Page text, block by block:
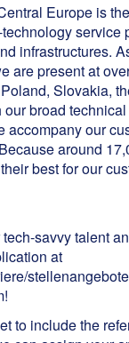
Europe is
service
infrastructures.
are present at
Slovakia,
broad
accompany our
around
best for our
savvy talent
at
to include the